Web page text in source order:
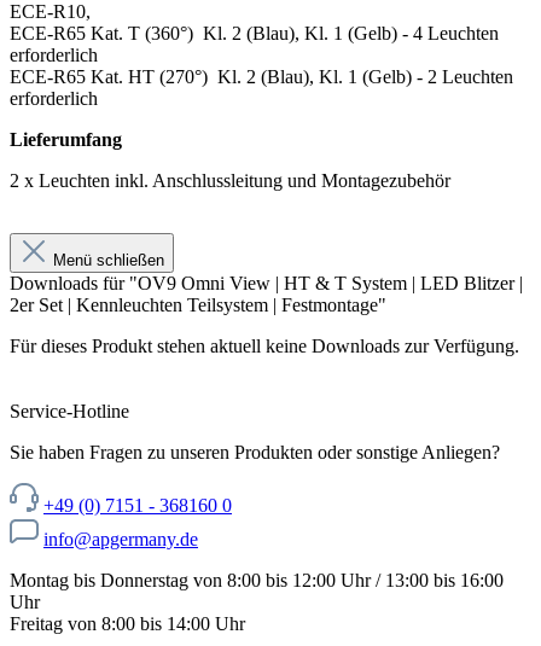
ECE-R10,
ECE-R65 Kat. T (360°) Kl. 2 (Blau), Kl. 1 (Gelb) - 4 Leuchten
erforderlich
ECE-R65 Kat. HT (270°) Kl. 2 (Blau), Kl. 1 (Gelb) - 2 Leuchten
erforderlich
Lieferumfang
2 x Leuchten inkl. Anschlussleitung und Montagezubehör
Menü schließen
Downloads für "OV9 Omni View | HT & T System | LED Blitzer |
2er Set | Kennleuchten Teilsystem | Festmontage"
Für dieses Produkt stehen aktuell keine Downloads zur Verfügung.
Service-Hotline
Sie haben Fragen zu unseren Produkten oder sonstige Anliegen?
+49 (0) 7151 - 368160 0
info@apgermany.de
Montag bis Donnerstag von 8:00 bis 12:00 Uhr / 13:00 bis 16:00
Uhr
Freitag von 8:00 bis 14:00 Uhr